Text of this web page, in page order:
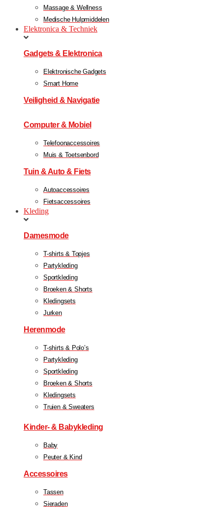
Massage & Wellness
Medische Hulpmiddelen
Elektronica & Techniek
Gadgets & Elektronica
Elektronische Gadgets
Smart Home
Veiligheid & Navigatie
Computer & Mobiel
Telefoonaccessoires
Muis & Toetsenbord
Tuin & Auto & Fiets
Autoaccessoires
Fietsaccessoires
Kleding
Damesmode
T-shirts & Topjes
Partykleding
Sportkleding
Broeken & Shorts
Kledingsets
Jurken
Herenmode
T-shirts & Polo’s
Partykleding
Sportkleding
Broeken & Shorts
Kledingsets
Truien & Sweaters
Kinder- & Babykleding
Baby
Peuter & Kind
Accessoires
Tassen
Sieraden